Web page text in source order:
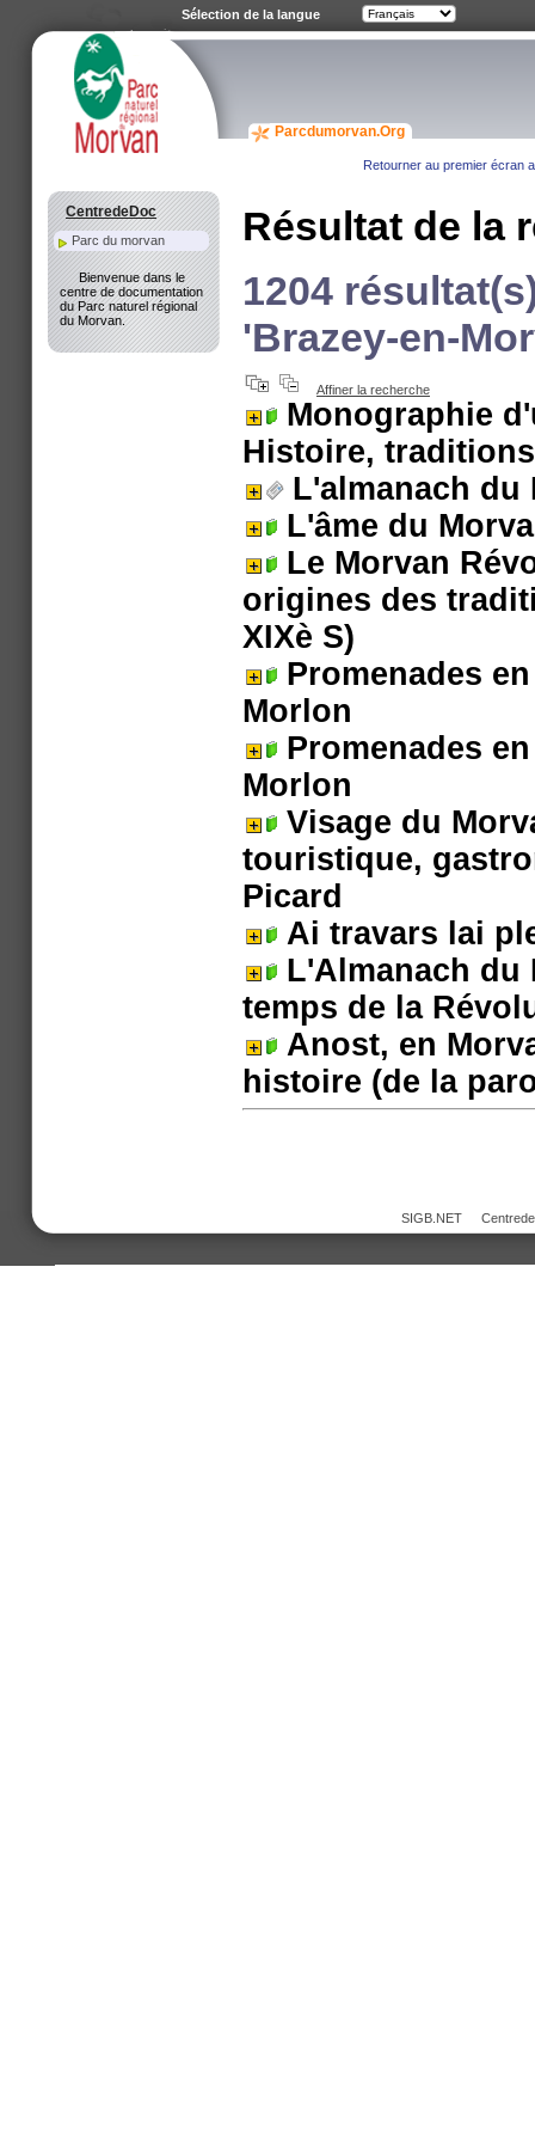
Parcdumorvan.Org
Retourner au premier écran
Résultat de la
1204
'Brazey-en-
Affiner la recherche
Monographie
Histoire,
L'almanach du
L'âme du
Le Morvan
origines des
XIXè S)
Promenades
Morlon
Promenades
Morlon
Visage du
touristique,
Picard
Ai travars lai
L'Almanach du
temps de la
Anost, en
histoire (de la
SIGB.NET
CentredeDoc
Parc du morvan
Bienvenue dans le
centre de documentation
du Parc naturel régional
du Morvan.
Sélection de la langue